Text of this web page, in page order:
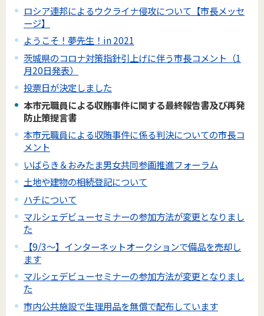
ロシア連邦によるウクライナ侵攻について【市長メッセ
ージ】
ようこそ！夢先生！in 2021
茨城県のコロナ対策指針引上げに伴う市長コメント（1
月20日発表）
投票日が決定しました
本市元職員による収賄事件に関する最終報告書及び再発
防止策提言書
本市元職員による収賄事件に係る判決についての市長コ
メント
いばらき＆おみたま男女共同参画推進フォーラム
土地や建物の相続登記について
ハチについて
マルシェデビューセミナーの参加方法が変更となりまし
た
【9/3～】インターネットオークションで備品を売却し
ます
マルシェデビューセミナーの参加方法が変更となりまし
た
市内公共施設で生理用品を無償で配布しています